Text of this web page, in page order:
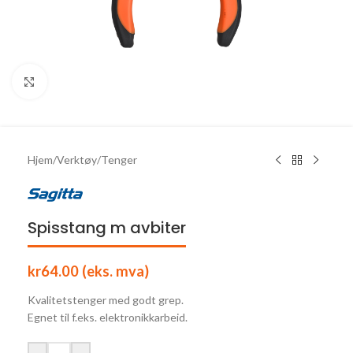
Hjem/Verktøy/Tenger
Spisstang m avbiter
kr64.00 (eks. mva)
Kvalitetstenger med godt grep.
Egnet til f.eks. elektronikkarbeid.